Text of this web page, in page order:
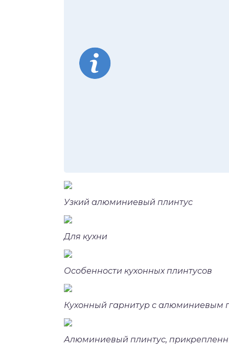
Узкий алюминиевый плинтус
Для кухни
Особенности кухонных плинтусов
Кухонный гарнитур с алюминиевым
Алюминиевый плинтус,